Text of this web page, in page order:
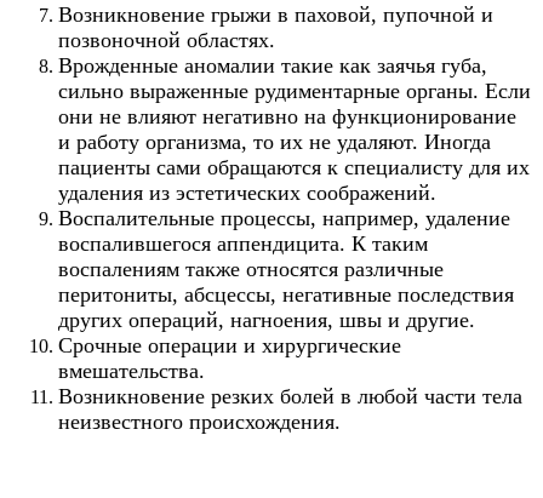
Возникновение грыжи в паховой, пупочной и
позвоночной областях.
Врожденные аномалии такие как заячья губа,
сильно выраженные рудиментарные органы. Если
они не влияют негативно на функционирование
и работу организма, то их не удаляют. Иногда
пациенты сами обращаются к специалисту для их
удаления из эстетических соображений.
Воспалительные процессы, например, удаление
воспалившегося аппендицита. К таким
воспалениям также относятся различные
перитониты, абсцессы, негативные последствия
других операций, нагноения, швы и другие.
Срочные операции и хирургические
вмешательства.
Возникновение резких болей в любой части тела
неизвестного происхождения.